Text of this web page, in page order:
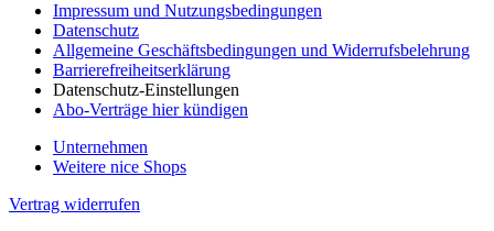
Impressum und Nutzungsbedingungen
Datenschutz
Allgemeine Geschäftsbedingungen und Widerrufsbelehrung
Barrierefreiheitserklärung
Datenschutz-Einstellungen
Abo-Verträge hier kündigen
Unternehmen
Weitere nice Shops
Vertrag widerrufen